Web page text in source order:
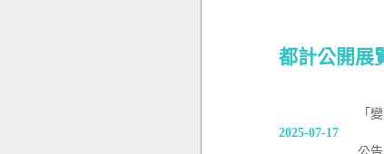
都計公開展
2025-07-17
「